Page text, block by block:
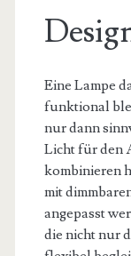
Eine Lampe
funktional
nur dann
Licht für den
kombinieren
mit
angepasst
die nicht nur